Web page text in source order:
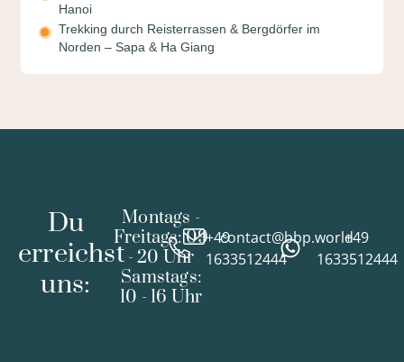
Hanoi
Trekking durch Reisterrassen & Bergdörfer im
Norden – Sapa & Ha Giang
Du
erreichst
uns:
Montags -
Freitags: 09
- 20 Uhr
Samstags:
10 - 16 Uhr
+49
1633512444
contact@bbp.world+49
1633512444